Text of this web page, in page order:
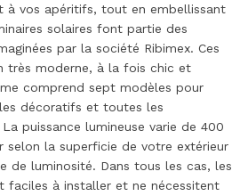
à vos apéritifs, tout en embellissant
solaires font partie des
par la société Ribimex. Ces
très moderne, à la fois chic et
comprend sept modèles pour
décoratifs et toutes les
puissance lumineuse varie de 400
selon la superficie de votre extérieur
de luminosité. Dans tous les cas, les
faciles à installer et ne nécessitent